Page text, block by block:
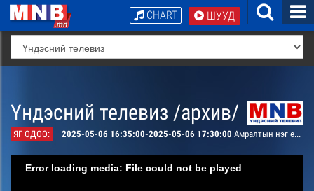
ШУУД
CHART
Үндэсний телевиз /архив/
ЯГ ОДОО: 2025-05-06 16:35:00-2025-05-06 17:30:00 Амралтын нэг өдөр 1,2-р анги ОАК
Error loading media: File could not be played